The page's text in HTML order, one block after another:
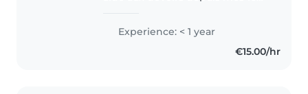
famille et connaissances. J'ai
également déjà effectué 2
stages en crèche avec des tous..
Experience: < 1 year
€15.00/hr